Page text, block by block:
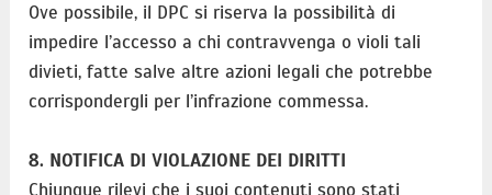
Ove possibile, il DPC si riserva la possibilità di
impedire l’accesso a chi contravvenga o violi tali
divieti, fatte salve altre azioni legali che potrebbe
corrispondergli per l’infrazione commessa.
8. NOTIFICA DI VIOLAZIONE DEI DIRITTI
Chiunque rilevi che i suoi contenuti sono stati